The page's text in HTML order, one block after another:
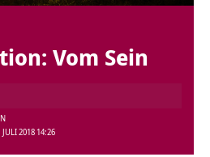
Vom Sein
JULI 2018 14:26